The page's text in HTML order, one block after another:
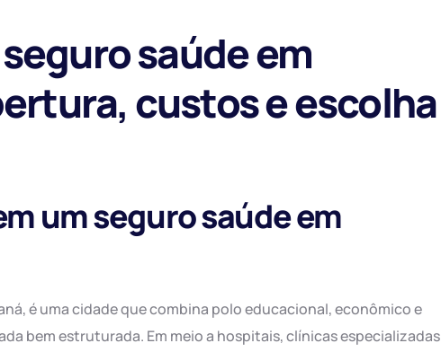
saúde em
custos e escolha
um seguro saúde em
é uma cidade que combina polo educacional, econômico e
bem estruturada. Em meio a hospitais, clínicas especializadas